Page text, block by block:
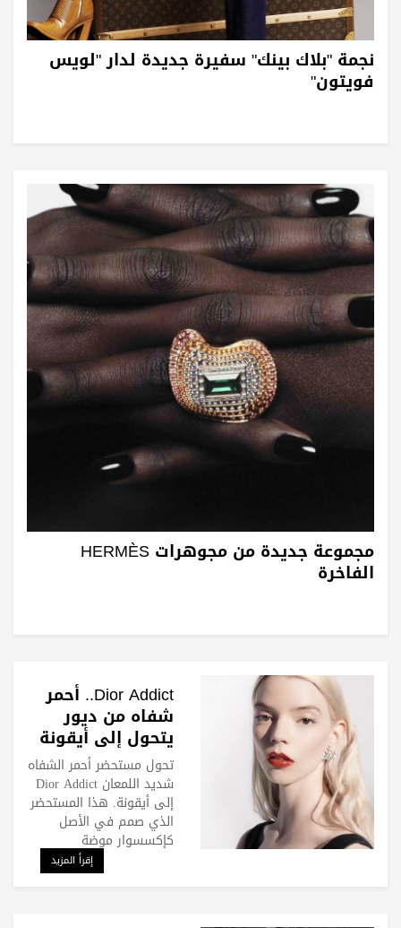
نجمة "بلاك بينك" سفيرة جديدة لدار "لويس
فويتون"
مجموعة جديدة من مجوهرات HERMÈS
الفاخرة
Dior Addict.. أحمر
شفاه من ديور
يتحول إلى أيقونة
تحول مستحضر أحمر الشفاه
شديد اللمعان Dior Addict
إلى أيقونة. هذا المستحضر
الذي صمم في الأصل
كإكسسوار موضة
إقرأ المزيد